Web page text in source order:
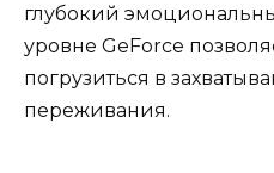
глубокий
уровне GeForce
погрузиться в
переживания.